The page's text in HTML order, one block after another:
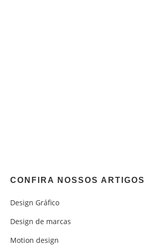
CONFIRA NOSSOS ARTIGOS
Design Gráfico
Design de marcas
Motion design